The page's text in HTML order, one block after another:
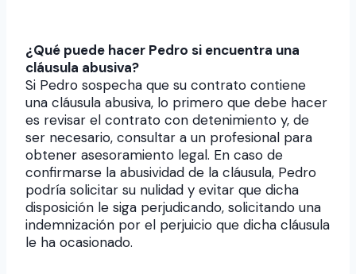
¿Qué puede hacer Pedro si encuentra una
cláusula abusiva?
Si Pedro sospecha que su contrato contiene
una cláusula abusiva, lo primero que debe hacer
es revisar el contrato con detenimiento y, de
ser necesario, consultar a un profesional para
obtener asesoramiento legal. En caso de
confirmarse la abusividad de la cláusula, Pedro
podría solicitar su nulidad y evitar que dicha
disposición le siga perjudicando, solicitando una
indemnización por el perjuicio que dicha cláusula
le ha ocasionado.